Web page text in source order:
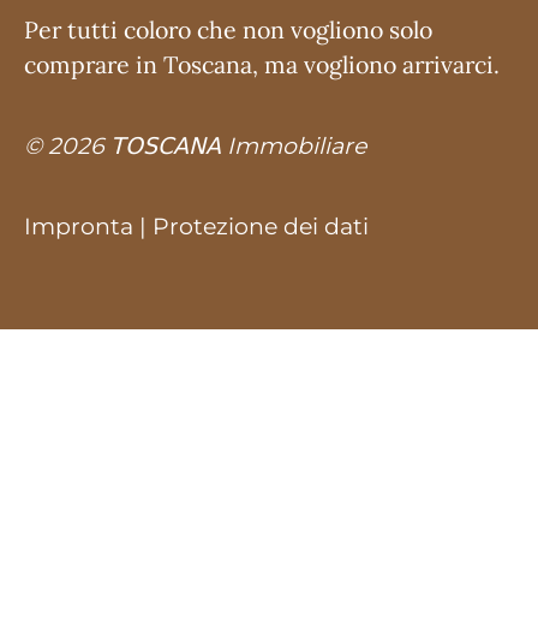
Per tutti coloro che non vogliono solo
comprare in Toscana, ma vogliono arrivarci.
© 2026 𝖳𝖮𝖲𝖢𝖠𝖭𝖠 Immobiliare
Impronta | Protezione dei dati